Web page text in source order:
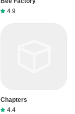
4.9
Chapters
4.4